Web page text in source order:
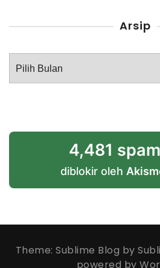
Arsip
Arsip
4,481 spam
diblokir oleh
Theme: Sublime Blog by
powered by